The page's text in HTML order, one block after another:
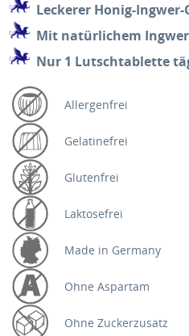
Leckerer Honig-Ingwer-
Mit natürlichem
Nur 1 Lutschtablette
Allergenfrei
Gelatinefrei
Glutenfrei
Laktosefrei
Made in Germany
Ohne Aspartam
Ohne Zuckerzusatz